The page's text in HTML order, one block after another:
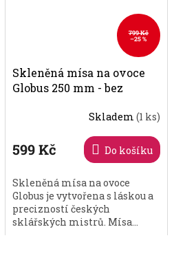
799 Kč
–25 %
Skleněná mísa na ovoce
Globus 250 mm - bez
Skladem (1 ks)
599 Kč Do košíku
Skleněná mísa na ovoce
Globus je vytvořena s láskou a
precizností českých
sklářských mistrů. Mísa...